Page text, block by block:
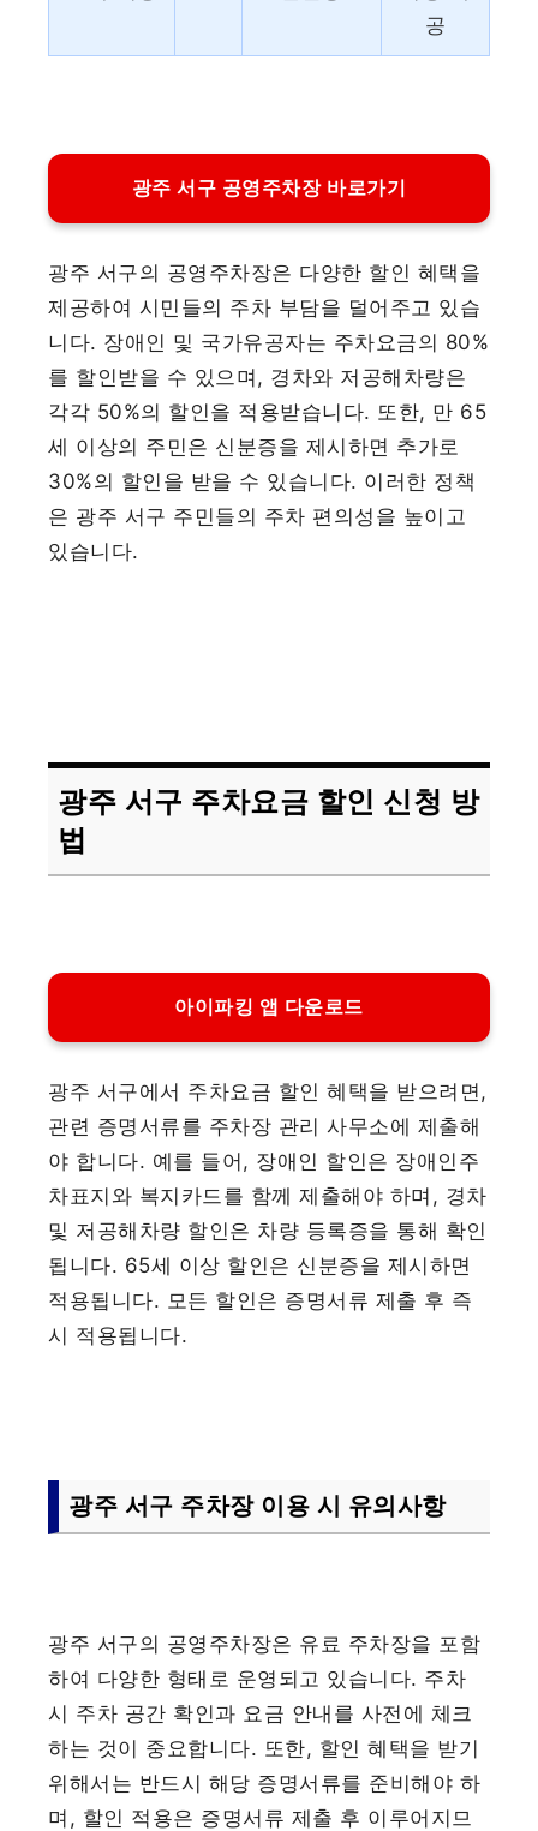
공
광주 서구 공영주차장 바로가기
광주 서구의 공영주차장은 다양한 할인 혜택을
제공하여 시민들의 주차 부담을 덜어주고 있습
니다. 장애인 및 국가유공자는 주차요금의 80%
를 할인받을 수 있으며, 경차와 저공해차량은
각각 50%의 할인을 적용받습니다. 또한, 만 65
세 이상의 주민은 신분증을 제시하면 추가로
30%의 할인을 받을 수 있습니다. 이러한 정책
은 광주 서구 주민들의 주차 편의성을 높이고
있습니다.
광주 서구 주차요금 할인 신청 방
법
아이파킹 앱 다운로드
광주 서구에서 주차요금 할인 혜택을 받으려면,
관련 증명서류를 주차장 관리 사무소에 제출해
야 합니다. 예를 들어, 장애인 할인은 장애인주
차표지와 복지카드를 함께 제출해야 하며, 경차
및 저공해차량 할인은 차량 등록증을 통해 확인
됩니다. 65세 이상 할인은 신분증을 제시하면
적용됩니다. 모든 할인은 증명서류 제출 후 즉
시 적용됩니다.
광주 서구 주차장 이용 시 유의사항
광주 서구의 공영주차장은 유료 주차장을 포함
하여 다양한 형태로 운영되고 있습니다. 주차
시 주차 공간 확인과 요금 안내를 사전에 체크
하는 것이 중요합니다. 또한, 할인 혜택을 받기
위해서는 반드시 해당 증명서류를 준비해야 하
며, 할인 적용은 증명서류 제출 후 이루어지므